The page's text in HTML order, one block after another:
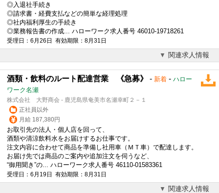
◎入退社手続き
◎請求書・経費支払などの簡単な経理処理
◎社内福利厚生の手続き
◎業務報告書の作成... ハローワーク求人番号 46010-19718261
受理日：6月26日 有効期限：8月31日
関連求人情報
酒類・飲料のルート配達営業 《急募》 - 新着 - ハロー
ワーク名瀬
株式会社 大野商会 - 鹿児島県奄美市名瀬幸町２－１
正社員以外
月給 187,380円
お取引先の法人・個人店を回って、
酒類や清涼飲料水をお届けするお仕事です。
注文内容に合わせて商品を準備し社用車（ＭＴ車）で配達します。
お届け先では商品のご案内や追加注文を伺うなど、
“御用聞き”の... ハローワーク求人番号 46110-01583361
受理日：6月19日 有効期限：8月31日
関連求人情報